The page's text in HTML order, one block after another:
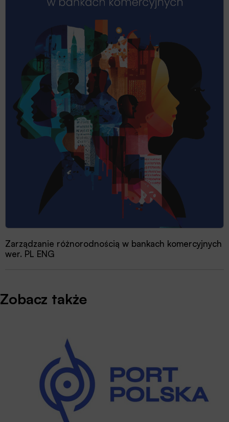
Zarządzanie różnorodnością w bankach komercyjnych
wer. PL ENG
Zobacz także